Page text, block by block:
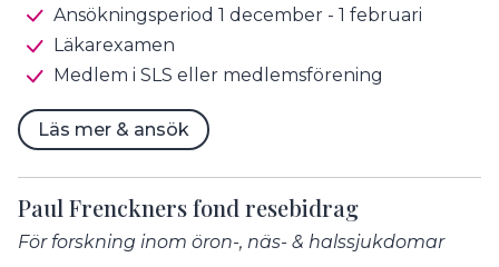
Ansökningsperiod 1 december - 1 februari
Läkarexamen
Medlem i SLS eller medlemsförening
Läs mer & ansök
Paul Frenckners fond resebidrag
För forskning inom öron-, näs- & halssjukdomar